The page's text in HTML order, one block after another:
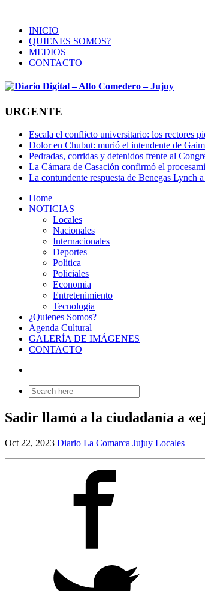
INICIO
QUIENES SOMOS?
MEDIOS
CONTACTO
URGENTE
Escala el conflicto universitario: los rectores
Dolor en Chubut: murió el intendente de
Pedradas, corridas y detenidos frente al
La Cámara de Casación confirmó el
La contundente respuesta de Benegas Lynch
Home
NOTICIAS
Locales
Nacionales
Internacionales
Deportes
Politica
Policiales
Economia
Entretenimiento
Tecnologia
¿Quienes Somos?
Agenda Cultural
GALERÍA DE IMÁGENES
CONTACTO
Search
for:
Sadir llamó a la ciudadanía a
Oct 22, 2023 Diario La Comarca Jujuy Locales